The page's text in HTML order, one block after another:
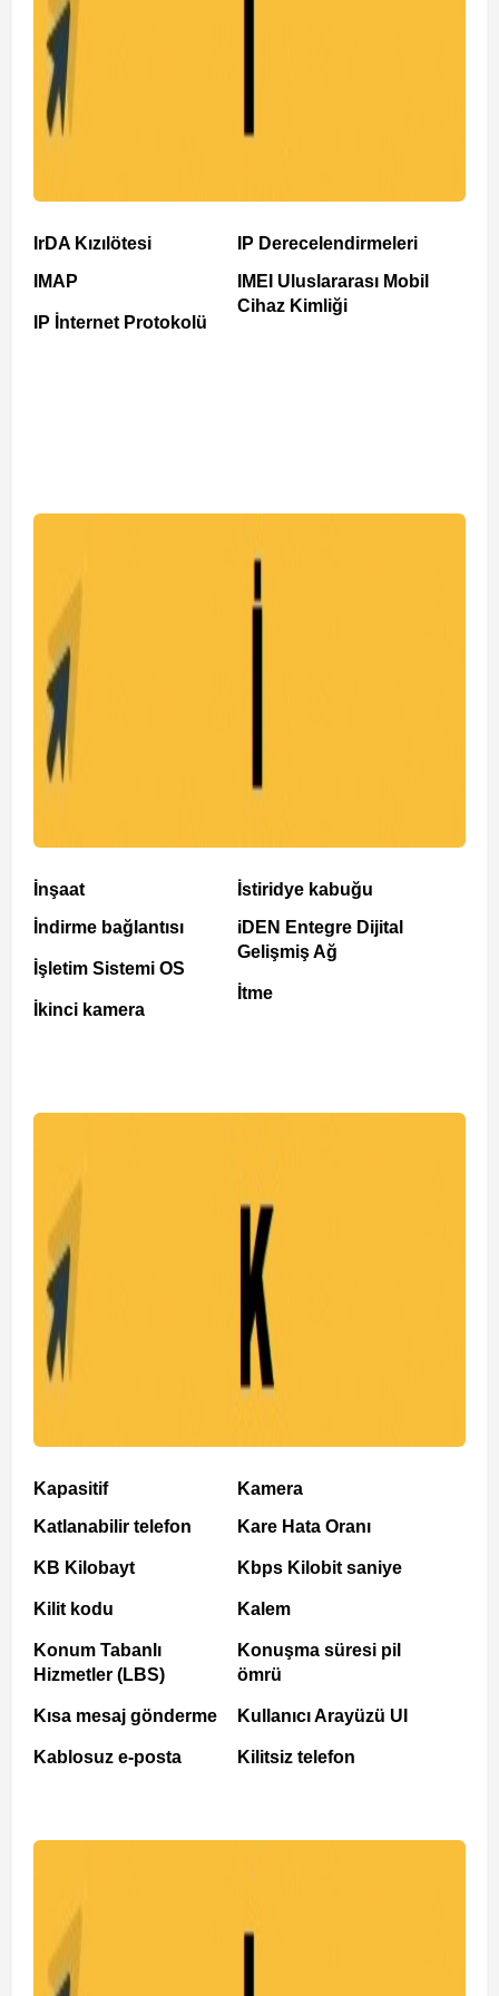
IrDA Kızılötesi
IMAP
IP İnternet Protokolü
IP Derecelendirmeleri
IMEI Uluslararası Mobil
Cihaz Kimliği
İnşaat
İndirme bağlantısı
İşletim Sistemi OS
İkinci kamera
İstiridye kabuğu
iDEN Entegre Dijital
Gelişmiş Ağ
İtme
Kapasitif
Katlanabilir telefon
KB Kilobayt
Kilit kodu
Konum Tabanlı
Hizmetler (LBS)
Kısa mesaj gönderme
Kablosuz e-posta
Kamera
Kare Hata Oranı
Kbps Kilobit saniye
Kalem
Konuşma süresi pil
ömrü
Kullanıcı Arayüzü UI
Kilitsiz telefon